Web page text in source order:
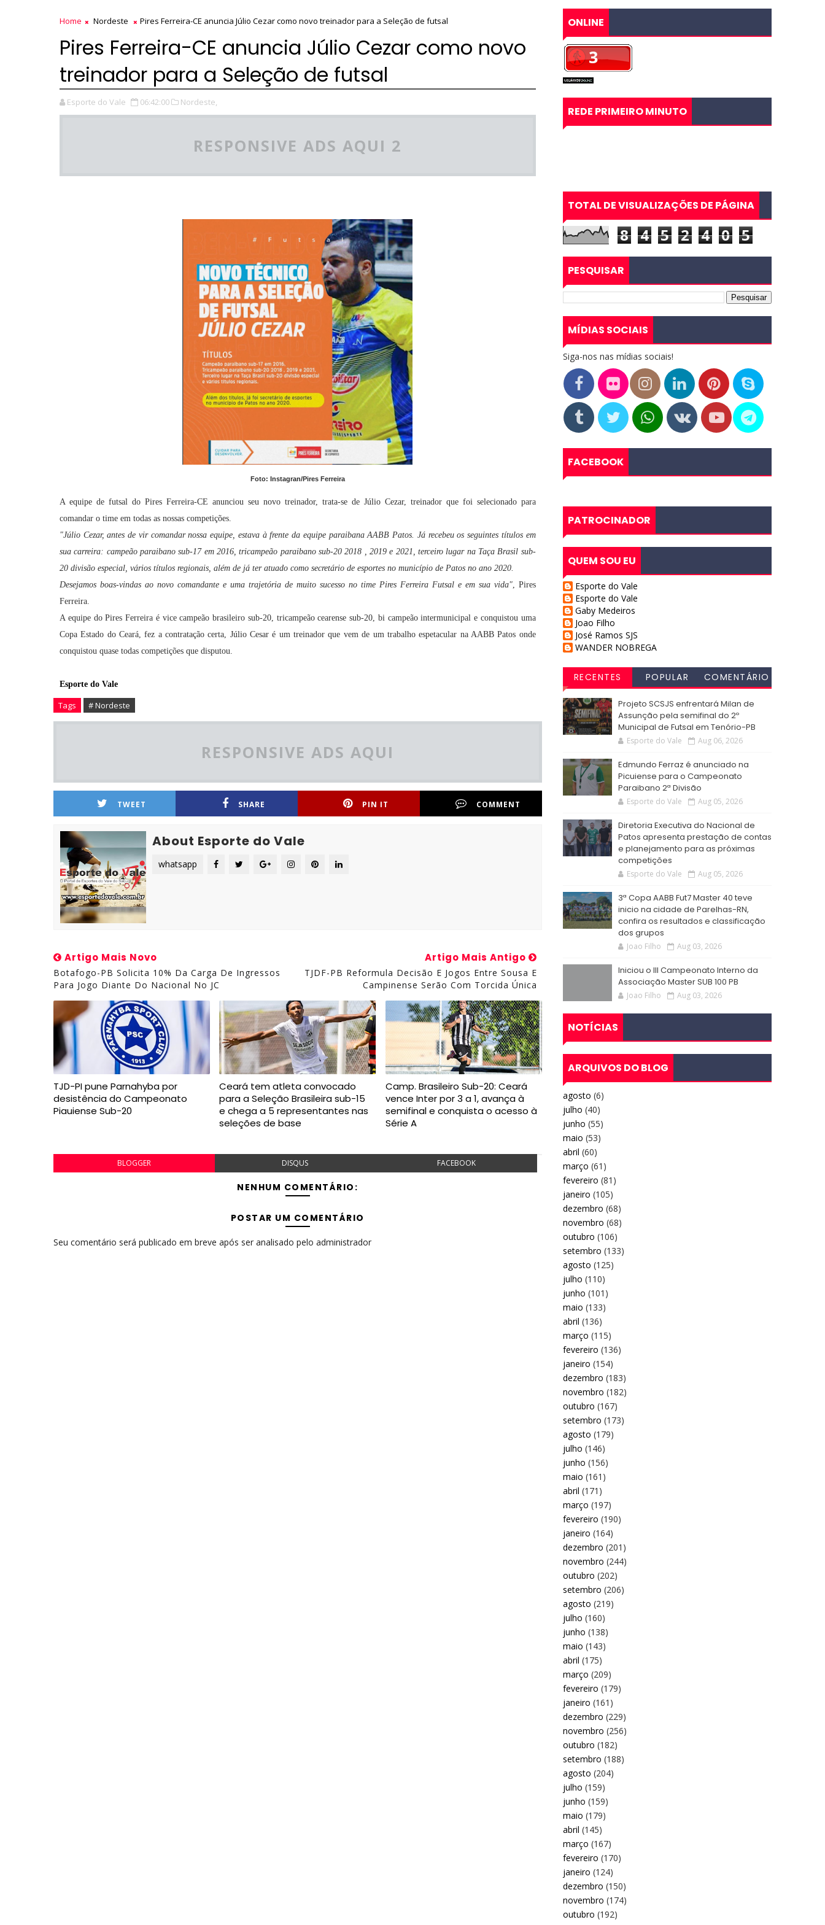
Home Nordeste Pires Ferreira-CE anuncia Júlio Cezar como novo treinador para a Seleção de futsal
Pires Ferreira-CE anuncia Júlio Cezar como novo
treinador para a Seleção de futsal
Esporte do Vale 06:42:00 Nordeste,
RESPONSIVE ADS AQUI 2
Foto: Instagran/Pires Ferreira
A equipe de futsal do Pires Ferreira-CE anunciou seu novo treinador, trata-se de Júlio Cezar, treinador que foi selecionado para
comandar o time em todas as nossas competições.
"Júlio Cezar, antes de vir comandar nossa equipe, estava à frente da equipe paraibana AABB Patos. Já recebeu os seguintes títulos em
sua carreira: campeão paraibano sub-17 em 2016, tricampeão paraibano sub-20 2018 , 2019 e 2021, terceiro lugar na Taça Brasil sub-
20 divisão especial, vários títulos regionais, além de já ter atuado como secretário de esportes no município de Patos no ano 2020.
Desejamos boas-vindas ao novo comandante e uma trajetória de muito sucesso no time Pires Ferreira Futsal e em sua vida", Pires
Ferreira.
A equipe do Pires Ferreira é vice campeão brasileiro sub-20, tricampeão cearense sub-20, bi campeão intermunicipal e conquistou uma
Copa Estado do Ceará, fez a contratação certa, Júlio Cesar é um treinador que vem de um trabalho espetacular na AABB Patos onde
conquistou quase todas competições que disputou.
Esporte do Vale
Tags # Nordeste
RESPONSIVE ADS AQUI
TWEET SHARE PIN IT COMMENT
About Esporte do Vale
whatsapp
Artigo Mais Novo
Botafogo-PB Solicita 10% Da Carga De Ingressos
Para Jogo Diante Do Nacional No JC
Artigo Mais Antigo
TJDF-PB Reformula Decisão E Jogos Entre Sousa E
Campinense Serão Com Torcida Única
TJD-PI pune Parnahyba por
desistência do Campeonato
Piauiense Sub-20
Ceará tem atleta convocado
para a Seleção Brasileira sub-15
e chega a 5 representantes nas
seleções de base
Camp. Brasileiro Sub-20: Ceará
vence Inter por 3 a 1, avança à
semifinal e conquista o acesso à
Série A
BLOGGER DISQUS FACEBOOK
NENHUM COMENTÁRIO:
POSTAR UM COMENTÁRIO
Seu comentário será publicado em breve após ser analisado pelo administrador
ONLINE
REDE PRIMEIRO MINUTO
TOTAL DE VISUALIZAÇÕES DE PÁGINA
8 4 5 2 4 0 5
PESQUISAR
MÍDIAS SOCIAIS
Siga-nos nas mídias sociais!
FACEBOOK
PATROCINADOR
QUEM SOU EU
Esporte do Vale
Esporte do Vale
Gaby Medeiros
Joao Filho
José Ramos SJS
WANDER NOBREGA
RECENTES POPULAR
COMENTÁRIO
Projeto SCSJS enfrentará Milan de
Assunção pela semifinal do 2º
Municipal de Futsal em Tenório-PB
Esporte do Vale Aug 06, 2026
Edmundo Ferraz é anunciado na
Picuiense para o Campeonato
Paraibano 2ª Divisão
Esporte do Vale Aug 05, 2026
Diretoria Executiva do Nacional de
Patos apresenta prestação de contas
e planejamento para as próximas
competições
Esporte do Vale Aug 05, 2026
3ª Copa AABB Fut7 Master 40 teve
inicio na cidade de Parelhas-RN,
confira os resultados e classificação
dos grupos
Joao Filho Aug 03, 2026
Iniciou o III Campeonato Interno da
Associação Master SUB 100 PB
Joao Filho Aug 03, 2026
NOTÍCIAS
ARQUIVOS DO BLOG
agosto (6)
julho (40)
junho (55)
maio (53)
abril (60)
março (61)
fevereiro (81)
janeiro (105)
dezembro (68)
novembro (68)
outubro (106)
setembro (133)
agosto (125)
julho (110)
junho (101)
maio (133)
abril (136)
março (115)
fevereiro (136)
janeiro (154)
dezembro (183)
novembro (182)
outubro (167)
setembro (173)
agosto (179)
julho (146)
junho (156)
maio (161)
abril (171)
março (197)
fevereiro (190)
janeiro (164)
dezembro (201)
novembro (244)
outubro (202)
setembro (206)
agosto (219)
julho (160)
junho (138)
maio (143)
abril (175)
março (209)
fevereiro (179)
janeiro (161)
dezembro (229)
novembro (256)
outubro (182)
setembro (188)
agosto (204)
julho (159)
junho (159)
maio (179)
abril (145)
março (167)
fevereiro (170)
janeiro (124)
dezembro (150)
novembro (174)
outubro (192)